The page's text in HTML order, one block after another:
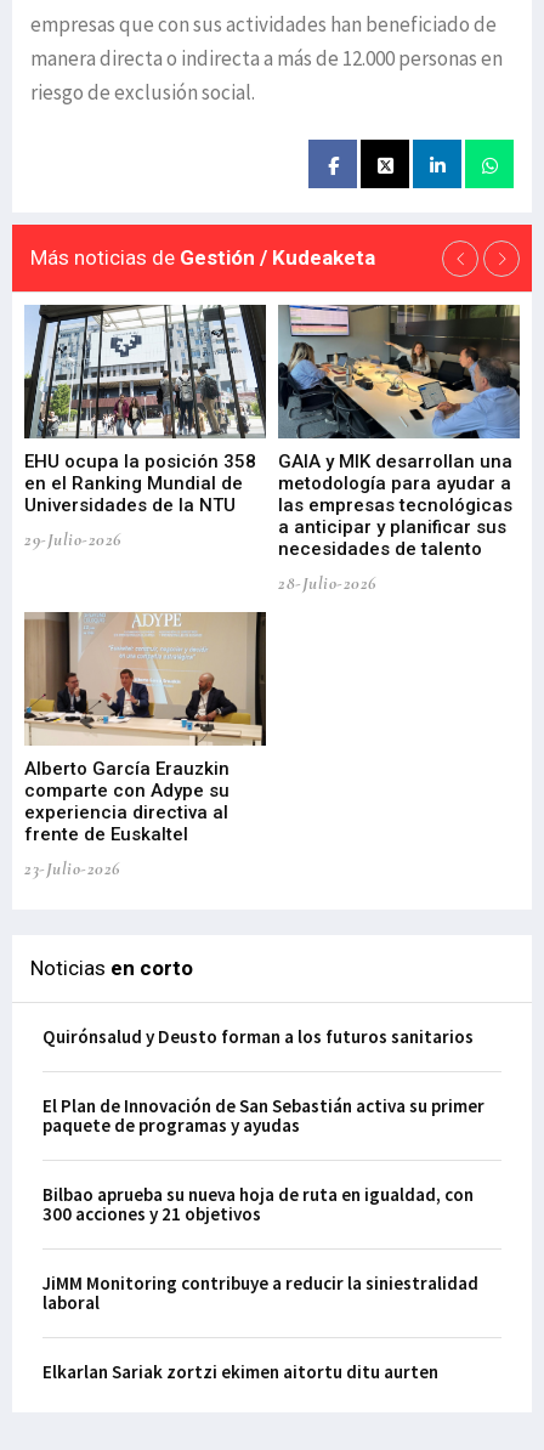
empresas que con sus actividades han beneficiado de
manera directa o indirecta a más de 12.000 personas en
riesgo de exclusión social.
Más noticias de Gestión / Kudeaketa
EHU ocupa la posición 358
en el Ranking Mundial de
Universidades de la NTU
29-Julio-2026
GAIA y MIK desarrollan una
metodología para ayudar a
las empresas tecnológicas
a anticipar y planificar sus
necesidades de talento
28-Julio-2026
Alberto García Erauzkin
comparte con Adype su
experiencia directiva al
frente de Euskaltel
23-Julio-2026
Noticias en corto
Quirónsalud y Deusto forman a los futuros sanitarios
El Plan de Innovación de San Sebastián activa su primer
paquete de programas y ayudas
Bilbao aprueba su nueva hoja de ruta en igualdad, con
300 acciones y 21 objetivos
JiMM Monitoring contribuye a reducir la siniestralidad
laboral
Elkarlan Sariak zortzi ekimen aitortu ditu aurten